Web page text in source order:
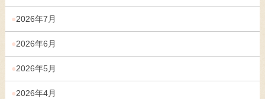
2026年7月
2026年6月
2026年5月
2026年4月